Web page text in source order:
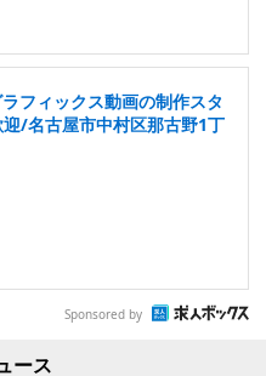
フィックス動画の制作スタ
/名古屋市中村区那古野1丁
Sponsored by
ース